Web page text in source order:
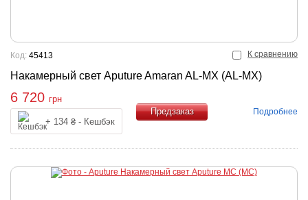
К сравнению
Накамерный свет Aputure Amaran AL-MX (AL-MX)
Код: 45413
6 720 грн
+ 134 ₴ - Кешбэк
Подробнее